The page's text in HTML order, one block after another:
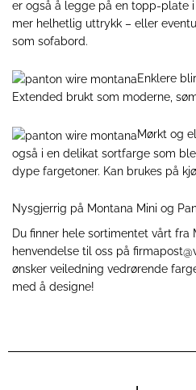
er også å legge på en topp-plate
mer helhetlig uttrykk – eller
som sofabord.
Enklere
Extended brukt som moderne,
Mørkt og
også i en delikat sortfarge som
dype fargetoner. Kan brukes på
Nysgjerrig på Montana Mini og
Du finner hele sortimentet vårt fra
henvendelse til oss på
ønsker veiledning vedrørende
med å designe!